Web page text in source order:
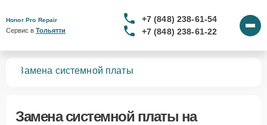
Honor Pro Repair
Сервис в Тольятти
+7 (848) 238-61-54
+7 (848) 238-61-22
Замена системной платы
Замена системной платы на